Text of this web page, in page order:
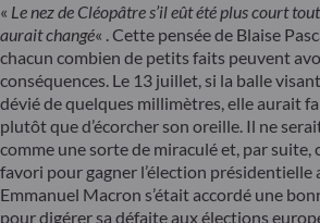
« Le nez de Cléopâtre s’il eût été plus court
aurait changé« . Cette pensée de Blaise
chacun combien de petits faits peuvent
conséquences. Le 13 juillet, si la balle
dévié de quelques millimètres, elle aurait
plutôt que d’écorcher son oreille. Il ne
comme une sorte de miraculé et, par suite,
favori pour gagner l’élection présidentielle
Emmanuel Macron s’était accordé une
pour digérer sa défaite aux élections